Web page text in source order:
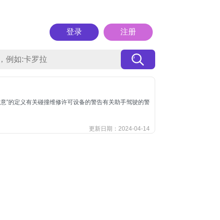
登录 注册
”的定义有关碰撞维修许可设备的警告有关助手驾驶的警
更新日期：2024-04-14